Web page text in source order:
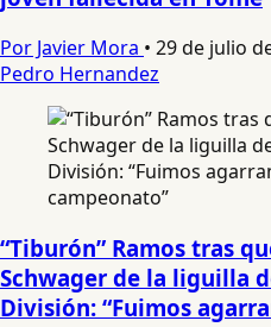
Por Javier Mora • 29 de julio
Pedro Hernandez
“Tiburón” Ramos tras
Schwager de la liguilla
División: “Fuimos